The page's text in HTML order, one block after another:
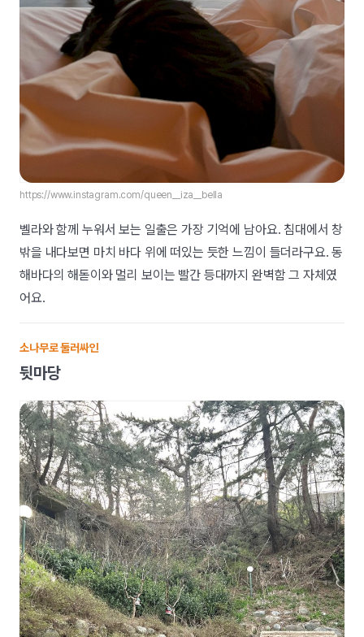
https://www.instagram.com/queen__iza__bella
벨라와 함께 누워서 보는 일출은 가장 기억에 남아요. 침대에서 창
밖을 내다보면 마치 바다 위에 떠있는 듯한 느낌이 들더라구요. 동
해바다의 해돋이와 멀리 보이는 빨간 등대까지 완벽함 그 자체였
어요.
소나무로 둘러싸인
뒷마당